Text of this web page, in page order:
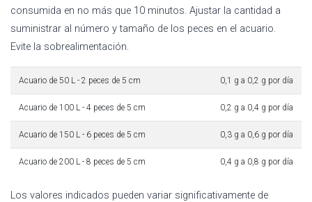
consumida en no más que 10 minutos. Ajustar la cantidad a
suministrar al número y tamaño de los peces en el acuario.
Evite la sobrealimentación.
Acuario de 50 L - 2 peces de 5 cm 0,1 g a 0,2 g por día
Acuario de 100 L - 4 peces de 5 cm 0,2 g a 0,4 g por día
Acuario de 150 L - 6 peces de 5 cm 0,3 g a 0,6 g por día
Acuario de 200 L - 8 peces de 5 cm 0,4 g a 0,8 g por día
Los valores indicados pueden variar significativamente de